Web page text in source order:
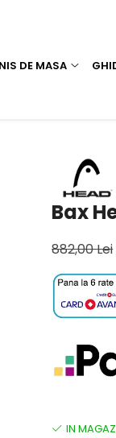
DE MASA
Bax
882,00 Lei